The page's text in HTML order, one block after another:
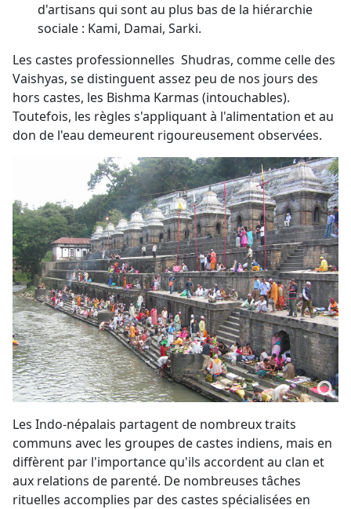
d'artisans qui sont au plus bas de la hiérarchie
sociale : Kami, Damai, Sarki.
Les castes professionnelles Shudras, comme celle des
Vaishyas, se distinguent assez peu de nos jours des
hors castes, les Bishma Karmas (intouchables).
Toutefois, les règles s'appliquant à l'alimentation et au
don de l'eau demeurent rigoureusement observées.
Les Indo-népalais partagent de nombreux traits
communs avec les groupes de castes indiens, mais en
diffèrent par l'importance qu'ils accordent au clan et
aux relations de parenté. De nombreuses tâches
rituelles accomplies par des castes spécialisées en